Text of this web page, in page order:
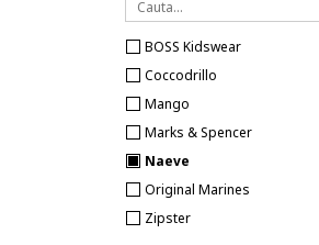
BOSS Kidswear
Coccodrillo
Mango
Marks & Spencer
Naeve
Original Marines
Zipster